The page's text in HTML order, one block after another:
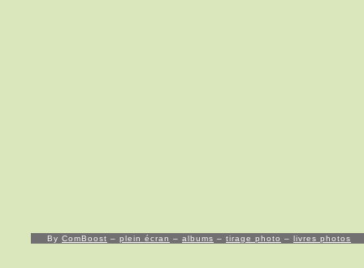
By ComBoost – plein écran – albums – tirage photo – livres photos